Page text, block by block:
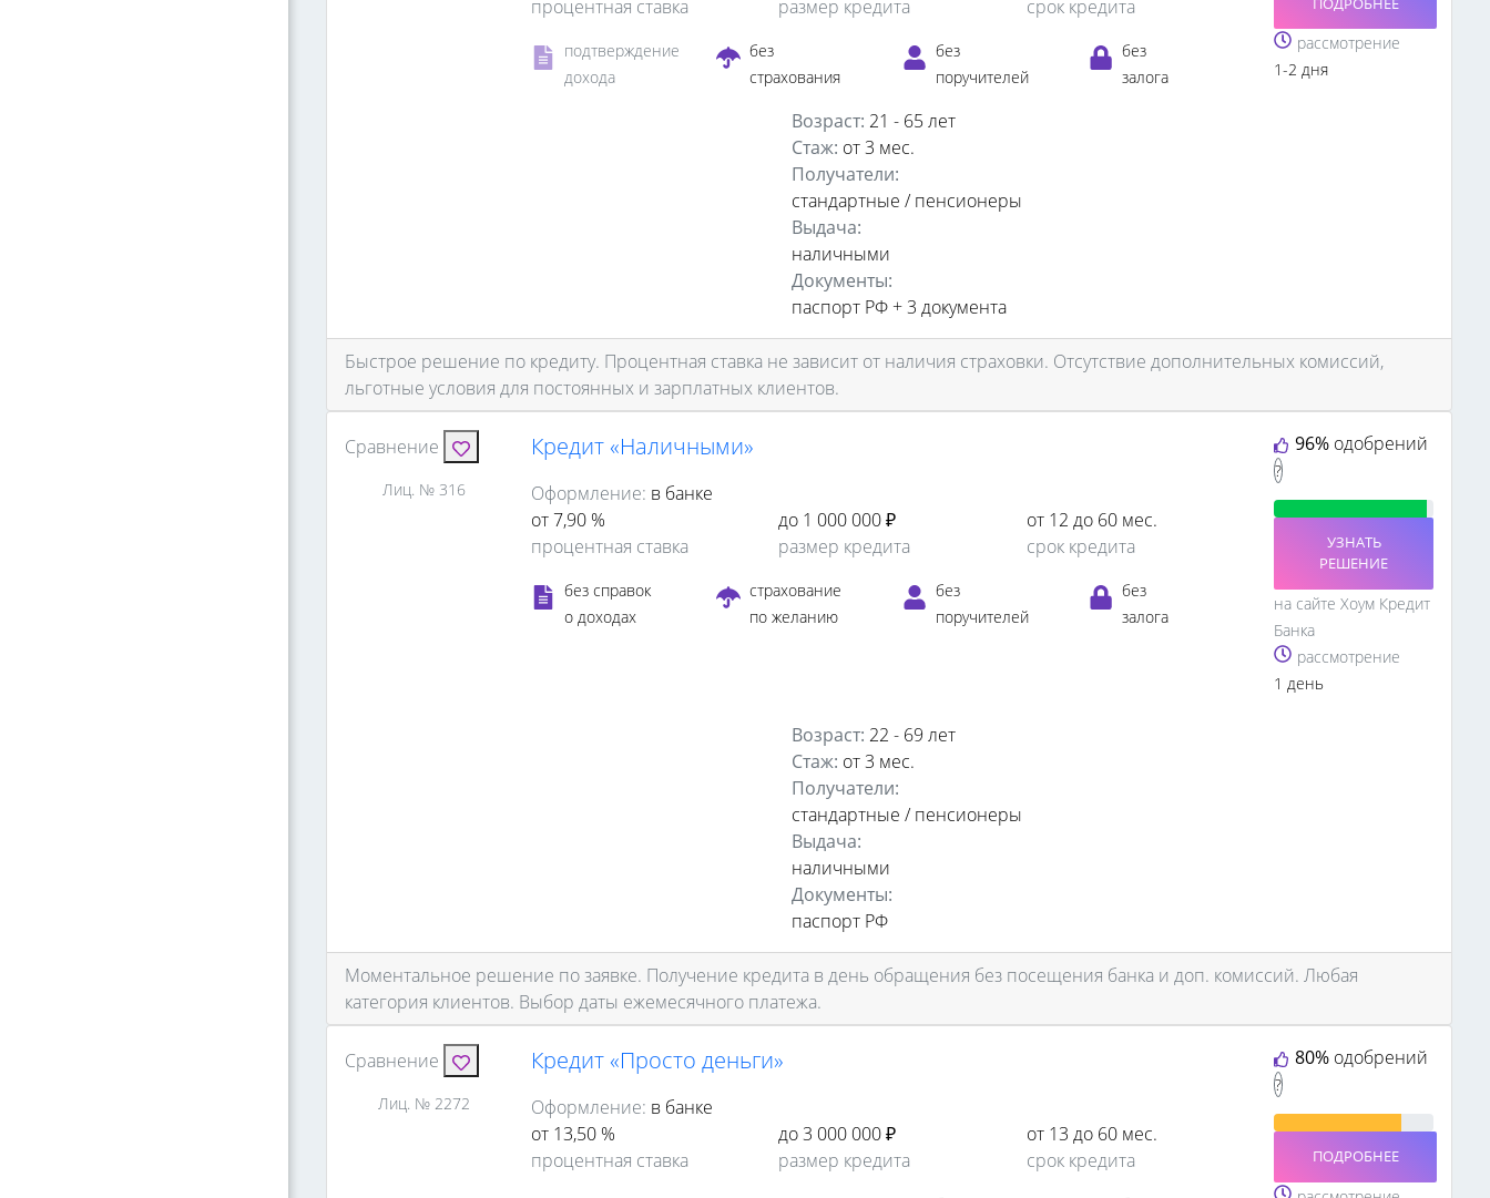
процентная ставка
размер кредита
срок кредита
подтверждение
дохода
без
страхования
без
поручителей
без
залога
рассмотрение
1-2 дня
Возраст: 21 - 65 лет
Стаж: от 3 мес.
Получатели:
стандартные / пенсионеры
Выдача:
наличными
Документы:
паспорт РФ +3 документа
Быстрое решение по кредиту. Процентная ставка не зависит от наличия страховки. Отсутствие дополнительных комиссий,
льготные условия для постоянных и зарплатных клиентов.
Сравнение
Лиц. № 316
Кредит «Наличными»
Оформление: в банке
от 7,90 %
процентная ставка
до 1 000 000 ₽
размер кредита
от 12 до 60 мес.
срок кредита
без справок
о доходах
страхование
по желанию
без
поручителей
без
залога
96% одобрений
?
УЗНАТЬ
РЕШЕНИЕ
на сайте Хоум Кредит
Банка
рассмотрение
1 день
Возраст: 22 - 69 лет
Стаж: от 3 мес.
Получатели:
стандартные / пенсионеры
Выдача:
наличными
Документы:
паспорт РФ
Моментальное решение по заявке. Получение кредита в день обращения без посещения банка и доп. комиссий. Любая
категория клиентов. Выбор даты ежемесячного платежа.
Сравнение
Лиц. № 2272
Кредит «Просто деньги»
Оформление: в банке
от 13,50 %
процентная ставка
до 3 000 000 ₽
размер кредита
от 13 до 60 мес.
срок кредита
80% одобрений
?
ПОДРОБНЕЕ